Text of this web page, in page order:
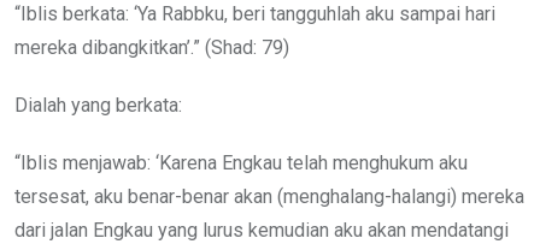
“Iblis berkata: ‘Ya Rabbku, beri tangguhlah aku sampai hari
mereka dibangkitkan’.” (Shad: 79)
Dialah yang berkata:
“Iblis menjawab: ‘Karena Engkau telah menghukum aku
tersesat, aku benar-benar akan (menghalang-halangi) mereka
dari jalan Engkau yang lurus kemudian aku akan mendatangi